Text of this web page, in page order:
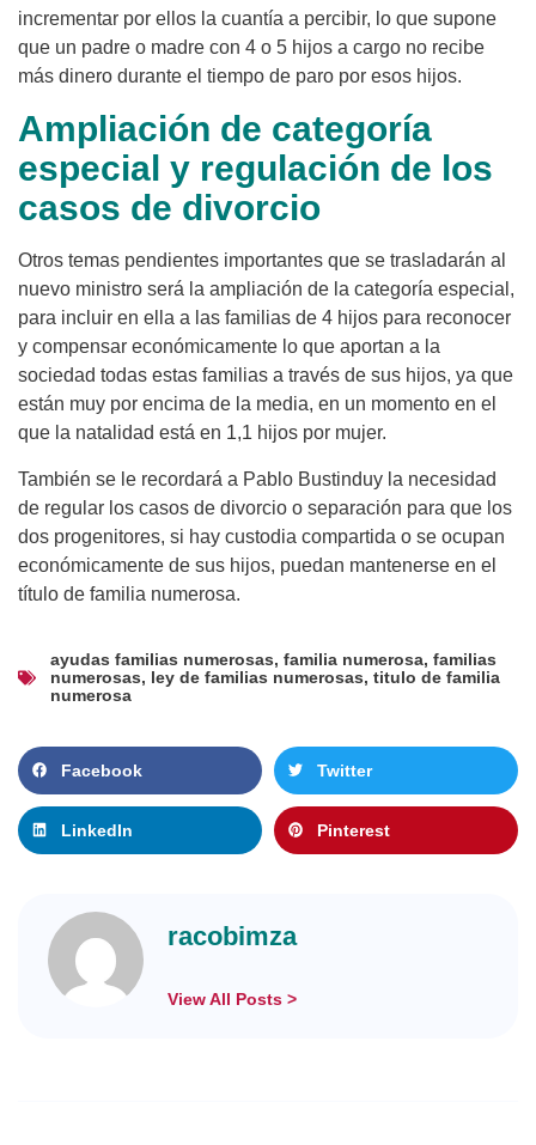
incrementar por ellos la cuantía a percibir, lo que supone
que un padre o madre con 4 o 5 hijos a cargo no recibe
más dinero durante el tiempo de paro por esos hijos.
Ampliación de categoría
especial y regulación de los
casos de divorcio
Otros temas pendientes importantes que se trasladarán al
nuevo ministro será la ampliación de la categoría especial,
para incluir en ella a las familias de 4 hijos para reconocer
y compensar económicamente lo que aportan a la
sociedad todas estas familias a través de sus hijos, ya que
están muy por encima de la media, en un momento en el
que la natalidad está en 1,1 hijos por mujer.
También se le recordará a Pablo Bustinduy la necesidad
de regular los casos de divorcio o separación para que los
dos progenitores, si hay custodia compartida o se ocupan
económicamente de sus hijos, puedan mantenerse en el
título de familia numerosa.
ayudas familias numerosas, familia numerosa, familias
numerosas, ley de familias numerosas, titulo de familia
numerosa
Facebook Twitter
LinkedIn Pinterest
racobimza
View All Posts >